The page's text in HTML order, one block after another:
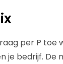
per P
je bedrijf. De